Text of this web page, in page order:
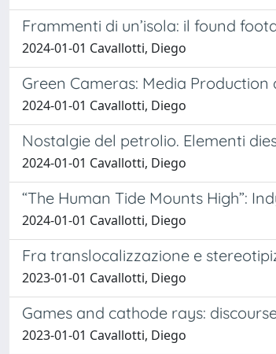
Frammenti di un’isola: il found
2024-01-01 Cavallotti, Diego
Green Cameras: Media
2024-01-01 Cavallotti, Diego
Nostalgie del petrolio. Elementi
2024-01-01 Cavallotti, Diego
“The Human Tide Mounts High”:
2024-01-01 Cavallotti, Diego
Fra translocalizzazione e
2023-01-01 Cavallotti, Diego
Games and cathode rays:
2023-01-01 Cavallotti, Diego